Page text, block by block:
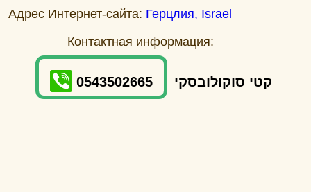
Адрес Интернет-сайта: Герцлия, Israel
Контактная информация:
0543502665 קטי סוקולובסקי